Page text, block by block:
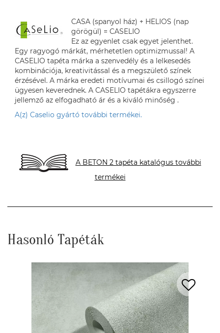
CASA (spanyol ház) + HELIOS (nap
görögül) = CASELIO
Ez az egyenlet csak egyet jelenthet.
Egy ragyogó márkát, mérhetetlen optimizmussal! A
CASELIO tapéta márka a szenvedély és a lelkesedés
kombinációja, kreativitással és a megszülető színek
érzésével. A márka eredeti motívumai és csillogó színei
ügyesen keverednek. A CASELIO tapétákra egyszerre
jellemző az elfogadható ár és a kiváló minőség .
A(z) Caselio gyártó további termékei.
A BETON 2 tapéta katalógus további
termékei
Hasonló Tapéták